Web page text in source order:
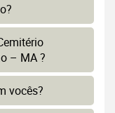
– MA ?
vocês?